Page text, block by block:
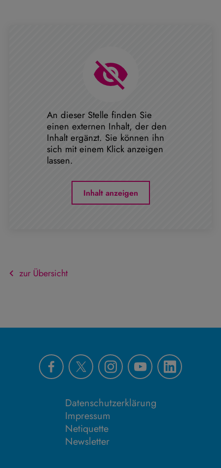
An dieser Stelle finden Sie
einen externen Inhalt, der den
Inhalt ergänzt. Sie können ihn
sich mit einem Klick anzeigen
lassen.
Inhalt anzeigen
zur Übersicht
Datenschutzerklärung
Impressum
Netiquette
Newsletter